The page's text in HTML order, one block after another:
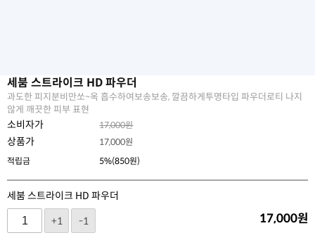
세붐 스트라이크 HD 파우더
과도한 피지분비만쏘~옥 흡수하여보송보송, 깔끔하게투명타입 파우더로티 나지
않게 깨끗한 피부 표현
소비자가 17,000원
상품가 17,000원
적립금
5%(850원)
세붐 스트라이크 HD 파우더
+1
-1 17,000원